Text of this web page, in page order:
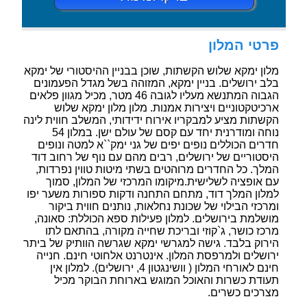
פרטי המלון
מלון ימקא שלוש הקשתות, שוכן בבניין ההיסטורי של ימקא
בלב ירושלים. בניין ימקא, המזוהה בשל מגדל הפעמונים
הגבוה המתנשא מעליו לגובה 46 מטר, מכיל מגוון פלאים
ארכיטקטוניים ויצירות אמנות. מלון מלון ימקא שלוש
הקשתות מציע למבקריו אירוח ידידותי, המשלב חווית לינה
נוחה ומודרנית יחד עם קסם של עולם ישן. במלון 54
חדרים הכוללים נופים יפים של גני ימק``א למטה ונופים
היסטוריים של ירושלים, רבים מהם עם נוף של רחוב דוד
המלך. כל החדרים מרוהטים בשתי מיטות טווין נפרדות,
עם אופציה לשלישית.מיקומו המרכזי של המלון, סמוך
למלון המלך דוד, מתחם התחנה ודקות ספורות משער יפו
ומרכזי הבילוי של שכונת נחלאות, נותנים חווית ביקור
מושלמת בירושלים. למלון פעילות ספא הכוללת: סאונה,
מרכז כושר, ג`קוזי ובריכת שחייה מקורה, בהתאם לתו
הירוק בלבד. גישה למגרשי ימקא שגרשה הוותיק של ביתר
ירושלים ולמרפסת המלון. אינטרנט אלחוטי חינם. חנייה
חינם לאורחי המלון ( וושינגטון 4, ירושלים). למלון אין
תעודת כשרות והאוכל המוגש בארוחת הבוקר מכיל
מצרכים כשרים.